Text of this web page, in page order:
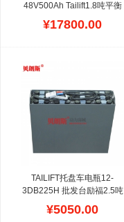
48V500Ah Tailift1.8吨平衡
重叉车电池24-5PZB500
励福电动叉车电池其比能
工程采用高端的技术、制造
低温性能方面更为突
出,Tailift电动叉车在国内外
仓储,物流等环境得到广泛
应用,这款动力单元来源于
铅酸蓄电池组,型号容量与
车辆规格等同配置,性价比
¥17800.00
TAILIFT托盘车电瓶12-
3DB225H 批发台励福2.5吨
托盘车用电池
24V225AhTAILIFT托盘
¥5050.00